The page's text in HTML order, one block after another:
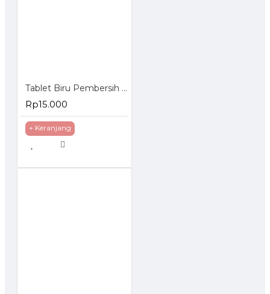
Tablet Biru Pembersih Kloset Sabun Pembersih Toilet 1 Pack isi 10 Pcs
Rp15.000
+ Keranjang